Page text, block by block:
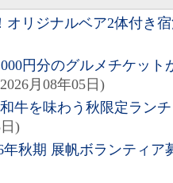
オリジナルベア2体付き
円分のグルメチケッ
月08年05日)
牛を味わう秋限定ラン
)
年秋期 展帆ボランティア